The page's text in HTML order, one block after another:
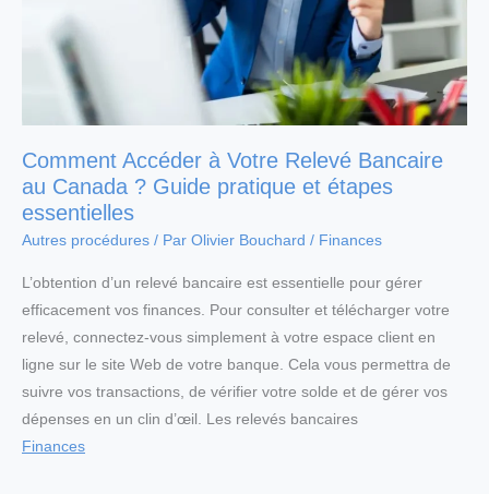
Comment Accéder à Votre Relevé Bancaire
au Canada ? Guide pratique et étapes
essentielles
Autres procédures / Par Olivier Bouchard / Finances
L’obtention d’un relevé bancaire est essentielle pour gérer
efficacement vos finances. Pour consulter et télécharger votre
relevé, connectez-vous simplement à votre espace client en
ligne sur le site Web de votre banque. Cela vous permettra de
suivre vos transactions, de vérifier votre solde et de gérer vos
dépenses en un clin d’œil. Les relevés bancaires
Finances